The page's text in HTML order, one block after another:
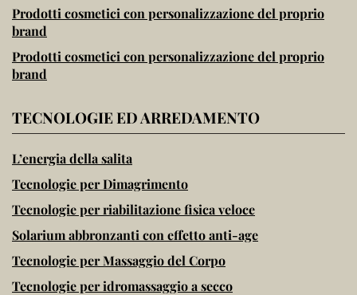
Prodotti cosmetici con personalizzazione del proprio
brand
Prodotti cosmetici con personalizzazione del proprio
brand
TECNOLOGIE ED ARREDAMENTO
L’energia della salita
Tecnologie per Dimagrimento
Tecnologie per riabilitazione fisica veloce
Solarium abbronzanti con effetto anti-age
Tecnologie per Massaggio del Corpo
Tecnologie per idromassaggio a secco